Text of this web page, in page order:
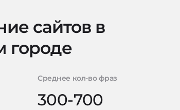
сайтов в
городе
Среднее кол-во фраз
300-700